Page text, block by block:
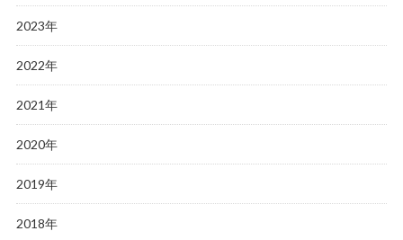
2023年
2022年
2021年
2020年
2019年
2018年